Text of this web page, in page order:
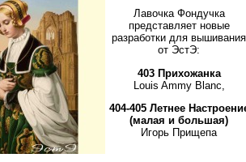
Лавочка Фондучка
представляет новые
разработки для вышивания
от ЭстЭ:
403 Прихожанка
Louis Ammy Blanc,
404-405 Летнее
(малая и большая)
Игорь Прищепа